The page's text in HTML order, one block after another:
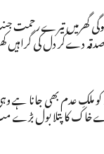
گھرمیں تیرےرحمت
دےکر دل کی گراہیں
ملکِ عدم بھی جانا ہے
کا پتلا بول